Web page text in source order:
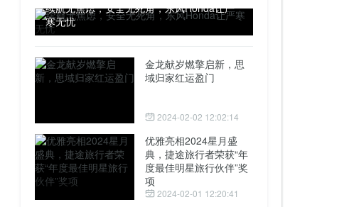
续航无焦虑，安全无死角，东风Honda让严
寒无忧
金龙献岁燃擎启新，思
域归家红运盈门
2024-02-02 12:02:14
优雅亮相2024星月盛
典，捷途旅行者荣获“年
度最佳明星旅行伙伴”奖
项
2024-02-01 12:20:41